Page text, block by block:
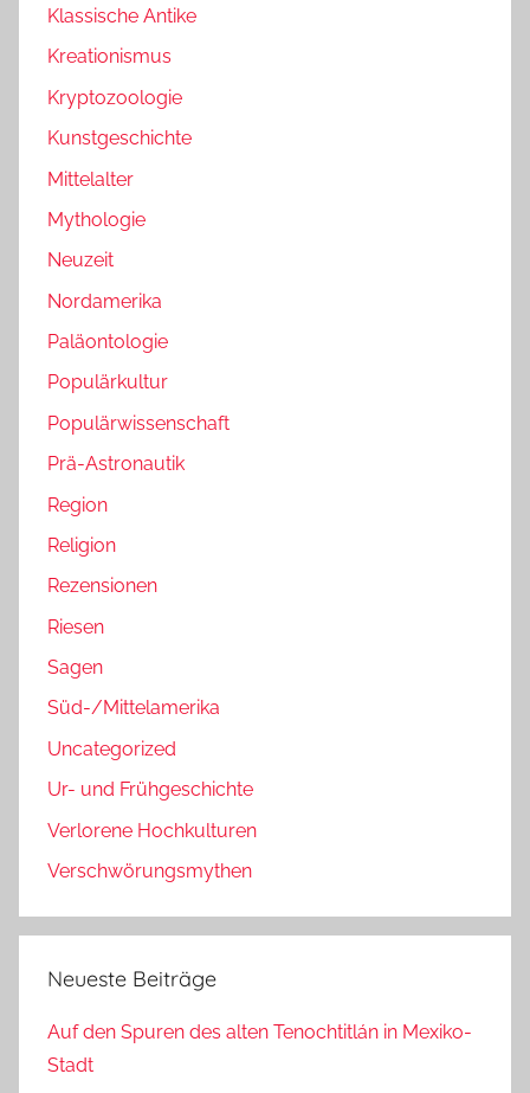
Klassische Antike
Kreationismus
Kryptozoologie
Kunstgeschichte
Mittelalter
Mythologie
Neuzeit
Nordamerika
Paläontologie
Populärkultur
Populärwissenschaft
Prä-Astronautik
Region
Religion
Rezensionen
Riesen
Sagen
Süd-/Mittelamerika
Uncategorized
Ur- und Frühgeschichte
Verlorene Hochkulturen
Verschwörungsmythen
Neueste Beiträge
Auf den Spuren des alten Tenochtitlán in Mexiko-
Stadt